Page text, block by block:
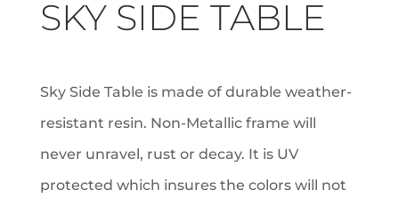
SKY SIDE TABLE
Sky Side Table is made of durable weather-
resistant resin. Non-Metallic frame will
never unravel, rust or decay. It is UV
protected which insures the colors will not